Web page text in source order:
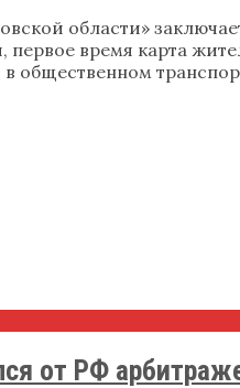
области»
первое время карта
в общественном
от РФ